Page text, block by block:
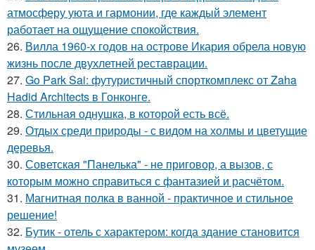
атмосферу уюта и гармонии, где каждый элемент
работает на ощущение спокойствия.
26. Вилла 1960-х годов на острове Икария обрела новую
жизнь после двухлетней реставрации.
27. Go Park Sai: футуристичный спорткомплекс от Zaha
Hadid Architects в Гонконге.
28. Стильная однушка, в которой есть всё.
29. Отдых среди природы - с видом на холмы и цветущие
деревья.
30. Советская "Панелька" - не приговор, а вызов, с
которым можно справиться с фантазией и расчётом.
31. Магнитная полка в ванной - практичное и стильное
решение!
32. Бутик - отель с характером: когда здание становится